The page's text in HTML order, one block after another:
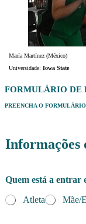
María Martínez (México)
Universidade: Iowa State
FORMULÁRIO DE
PREENCHA O
Informações
Quem está a entrar
Atleta
Mãe/